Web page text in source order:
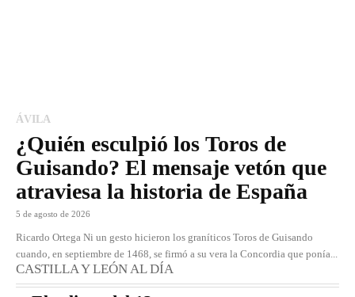
ÁVILA
¿Quién esculpió los Toros de
Guisando? El mensaje vetón que
atraviesa la historia de España
5 de agosto de 2026
Ricardo Ortega Ni un gesto hicieron los graníticos Toros de Guisando
cuando, en septiembre de 1468, se firmó a su vera la Concordia que ponía...
CASTILLA Y LEÓN AL DÍA